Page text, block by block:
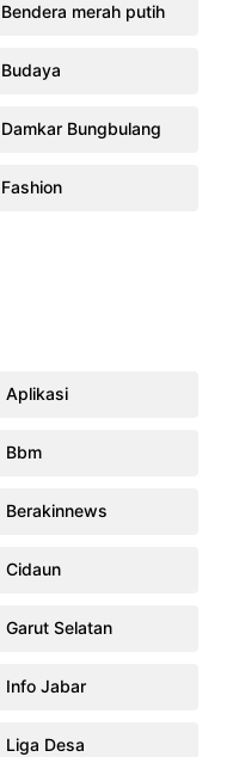
Bendera merah putih
Budaya
Damkar Bungbulang
Fashion
Aplikasi
Bbm
Berakinnews
Cidaun
Garut Selatan
Info Jabar
Liga Desa